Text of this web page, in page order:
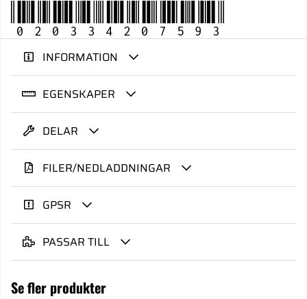
020334207593
INFORMATION
EGENSKAPER
DELAR
FILER/NEDLADDNINGAR
GPSR
PASSAR TILL
Se fler produkter